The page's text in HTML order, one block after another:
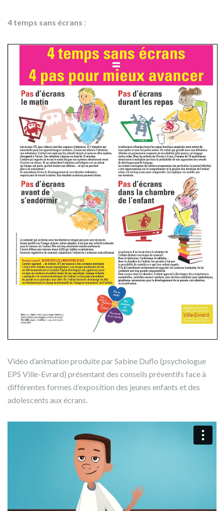
4 temps sans écrans :
Vidéo d’animation produite par Sabine Duflo (psychologue
EPS Ville-Evrard) présentant des conseils préventifs face à
différentes formes d’exposition des jeunes enfants et des
adolescents aux écrans.